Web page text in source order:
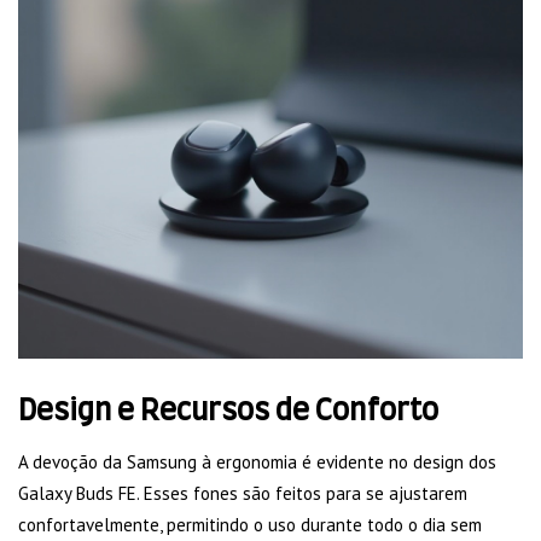
Design e Recursos de Conforto
A devoção da Samsung à ergonomia é evidente no design dos
Galaxy Buds FE. Esses fones são feitos para se ajustarem
confortavelmente, permitindo o uso durante todo o dia sem